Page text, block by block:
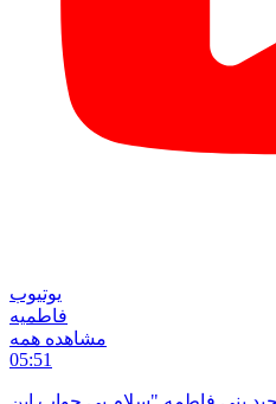
یوتیوب
فاطمیه
مشاهده همه
05:51